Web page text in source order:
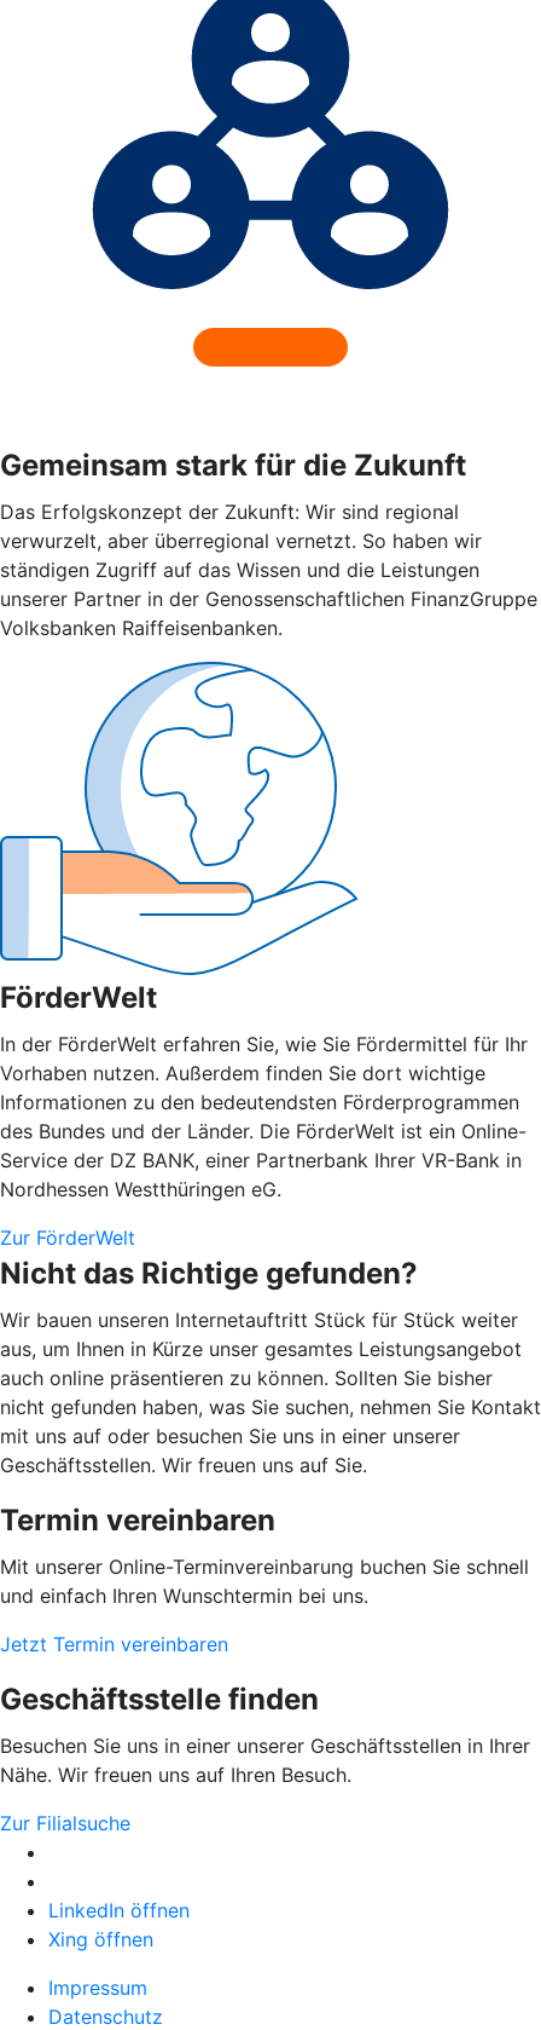
Gemeinsam stark für die Zukunft
Das Erfolgskonzept der Zukunft: Wir sind regional
verwurzelt, aber überregional vernetzt. So haben wir
ständigen Zugriff auf das Wissen und die Leistungen
unserer Partner in der Genossenschaftlichen FinanzGruppe
Volksbanken Raiffeisenbanken.
FörderWelt
In der FörderWelt erfahren Sie, wie Sie Fördermittel für Ihr
Vorhaben nutzen. Außerdem finden Sie dort wichtige
Informationen zu den bedeutendsten Förderprogrammen
des Bundes und der Länder. Die FörderWelt ist ein Online-
Service der DZ BANK, einer Partnerbank Ihrer VR-Bank in
Nordhessen Westthüringen eG.
Zur FörderWelt
Nicht das Richtige gefunden?
Wir bauen unseren Internetauftritt Stück für Stück weiter
aus, um Ihnen in Kürze unser gesamtes Leistungsangebot
auch online präsentieren zu können. Sollten Sie bisher
nicht gefunden haben, was Sie suchen, nehmen Sie Kontakt
mit uns auf oder besuchen Sie uns in einer unserer
Geschäftsstellen. Wir freuen uns auf Sie.
Termin vereinbaren
Mit unserer Online-Terminvereinbarung buchen Sie schnell
und einfach Ihren Wunschtermin bei uns.
Jetzt Termin vereinbaren
Geschäftsstelle finden
Besuchen Sie uns in einer unserer Geschäftsstellen in Ihrer
Nähe. Wir freuen uns auf Ihren Besuch.
Zur Filialsuche
LinkedIn öffnen
Xing öffnen
Impressum
Datenschutz